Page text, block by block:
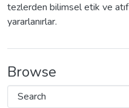
tezlerden bilimsel etik ve
yararlanırlar.
Browse